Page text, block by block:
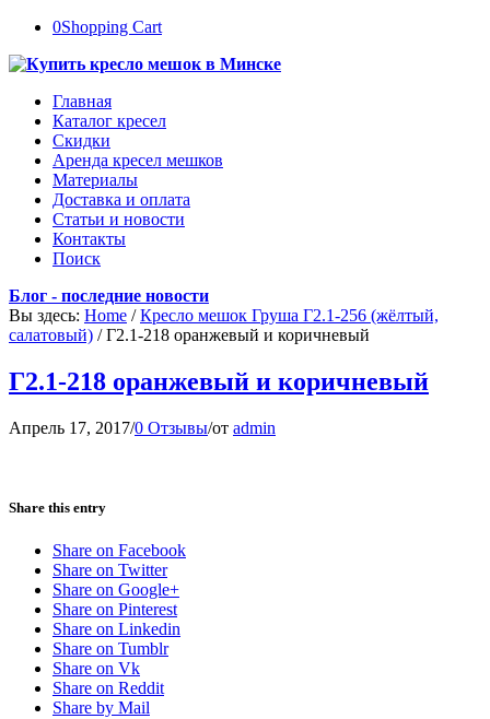
0Shopping Cart
Главная
Каталог кресел
Скидки
Аренда кресел мешков
Материалы
Доставка и оплата
Статьи и новости
Контакты
Поиск
Блог - последние новости
Вы здесь: Home / Кресло мешок Груша Г2.1-256 (жёлтый,
салатовый) / Г2.1-218 оранжевый и коричневый
Г2.1-218 оранжевый и коричневый
Апрель 17, 2017/0 Отзывы/от admin
Share this entry
Share on Facebook
Share on Twitter
Share on Google+
Share on Pinterest
Share on Linkedin
Share on Tumblr
Share on Vk
Share on Reddit
Share by Mail